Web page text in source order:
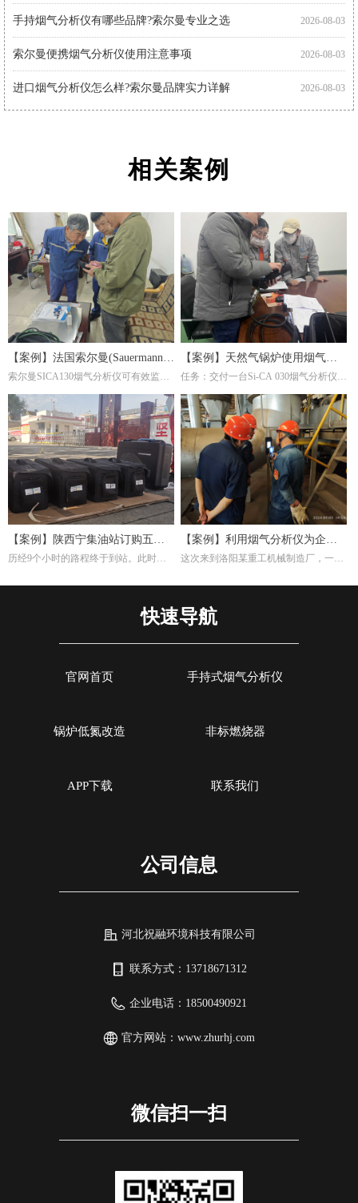
2026-08-03
手持烟气分析仪有哪些品牌?索尔曼专业之选
2026-08-03
索尔曼便携烟气分析仪使用注意事项
2026-08-03
进口烟气分析仪怎么样?索尔曼品牌实力详解
相关案例
【案例】法国索尔曼(Sauermann)
烟气分析仪在钢厂的应用
索尔曼SICA130烟气分析仪可有效监测
助调整燃气比例或淬火介质成分，避免
氧化或脱碳。并且淬火炉若使用燃气加
热，烟气分析仪能检测有害排放物(如
NOₓ、CO)，确保符合环保标准，同时
优化燃烧效率。通过分析烟气成分，可
间接推断淬火过程的稳定性。例如，异
常的CO浓度可能反映加热不均，影响
材料硬度均匀性。
【案例】天然气锅炉使用烟气分
析仪调节燃烧效率
任务：交付一台Si-CA 030烟气分析仪。
筒及滤件的工厂，锅炉的燃料为天然
气，根据用户的检测需求，我们推荐经
济型Si-CA030烟气分析仪。此款烟气分
析仪包含O2,CO两个气体传感器，能够
准确测量烟气中的氧气含量。
【案例】陕西宁集油站订购五台
烟气分析仪
历经9个小时的路程终于到站。此时，
次任务不单单是交付仪器，另外培训如
【案例】利用烟气分析仪为企业
调试燃烧效率
这次来到洛阳某重工机械制造厂，一是
帮助工厂现场调试煅烧热处理炉的燃烧
是注重，而节能减排重要一环就是提高
析仪来这里，并且为工厂解决这方面问
官网首页 手持式烟气分析仪
APP下载
非标燃烧器
锅炉低氮改造
联系我们
快速导航
河北祝融环境科技有限公司
联系方式： 13718671312
企业电话： 18500490921
官方网站： www.zhurhj.com
公司信息
微信扫一扫